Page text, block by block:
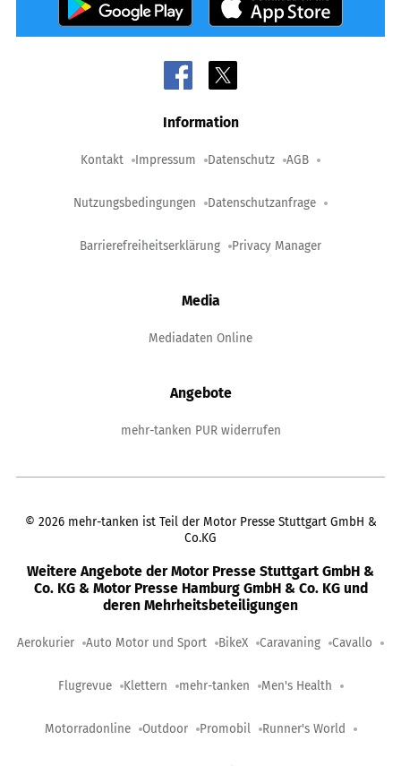
Information
Kontakt Impressum Datenschutz AGB
Nutzungsbedingungen Datenschutzanfrage
Barrierefreiheitserklärung Privacy Manager
Media
Mediadaten Online
Angebote
mehr-tanken PUR widerrufen
© 2026 mehr-tanken ist Teil der Motor Presse Stuttgart GmbH &
Co.KG
Weitere Angebote der Motor Presse Stuttgart GmbH &
Co. KG & Motor Presse Hamburg GmbH & Co. KG und
deren Mehrheitsbeteiligungen
Aerokurier Auto Motor und Sport BikeX Caravaning Cavallo
Flugrevue Klettern mehr-tanken Men's Health
Motorradonline Outdoor Promobil Runner's World